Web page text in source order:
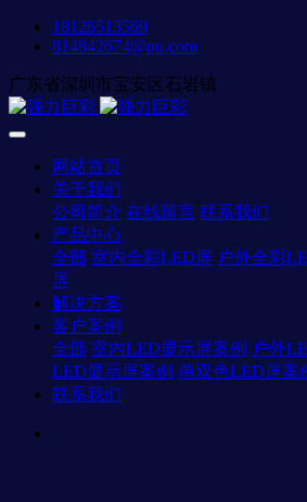
18126513569
814842674@qq.com
广东省深圳市宝安区石岩镇
网站首页
关于我们
公司简介 在线留言 联系我们
产品中心
全部 室内全彩LED屏 户外全彩
屏
解决方案
客户案例
全部 室内LED显示屏案例 户外
LED显示屏案例 单双色LED屏案
联系我们